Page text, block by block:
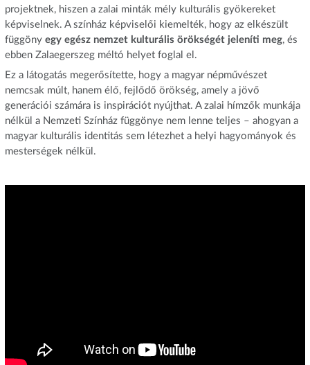
projektnek, hiszen a zalai minták mély kulturális gyökereket
képviselnek. A színház képviselői kiemelték, hogy az elkészült
függöny egy egész nemzet kulturális örökségét jeleníti meg, és
ebben Zalaegerszeg méltó helyet foglal el.
Ez a látogatás megerősítette, hogy a magyar népművészet
nemcsak múlt, hanem élő, fejlődő örökség, amely a jövő
generációi számára is inspirációt nyújthat. A zalai hímzők munkája
nélkül a Nemzeti Színház függönye nem lenne teljes – ahogyan a
magyar kulturális identitás sem létezhet a helyi hagyományok és
mesterségek nélkül.